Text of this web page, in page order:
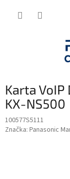
Karta VoIP
KX-NS500
100577S5111
Značka: Panasonic